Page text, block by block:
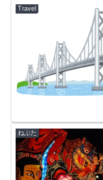
Travel
ねぶた